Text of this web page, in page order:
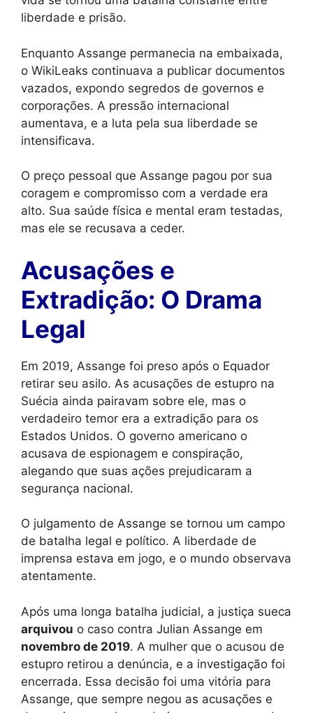
liberdade e prisão.
Enquanto Assange permanecia na embaixada,
o WikiLeaks continuava a publicar documentos
vazados, expondo segredos de governos e
corporações. A pressão internacional
aumentava, e a luta pela sua liberdade se
intensificava.
O preço pessoal que Assange pagou por sua
coragem e compromisso com a verdade era
alto. Sua saúde física e mental eram testadas,
mas ele se recusava a ceder.
Acusações e
Extradição: O Drama
Legal
Em 2019, Assange foi preso após o Equador
retirar seu asilo. As acusações de estupro na
Suécia ainda pairavam sobre ele, mas o
verdadeiro temor era a extradição para os
Estados Unidos. O governo americano o
acusava de espionagem e conspiração,
alegando que suas ações prejudicaram a
segurança nacional.
O julgamento de Assange se tornou um campo
de batalha legal e político. A liberdade de
imprensa estava em jogo, e o mundo observava
atentamente.
Após uma longa batalha judicial, a justiça sueca
arquivou o caso contra Julian Assange em
novembro de 2019. A mulher que o acusou de
estupro retirou a denúncia, e a investigação foi
encerrada. Essa decisão foi uma vitória para
Assange, que sempre negou as acusações e